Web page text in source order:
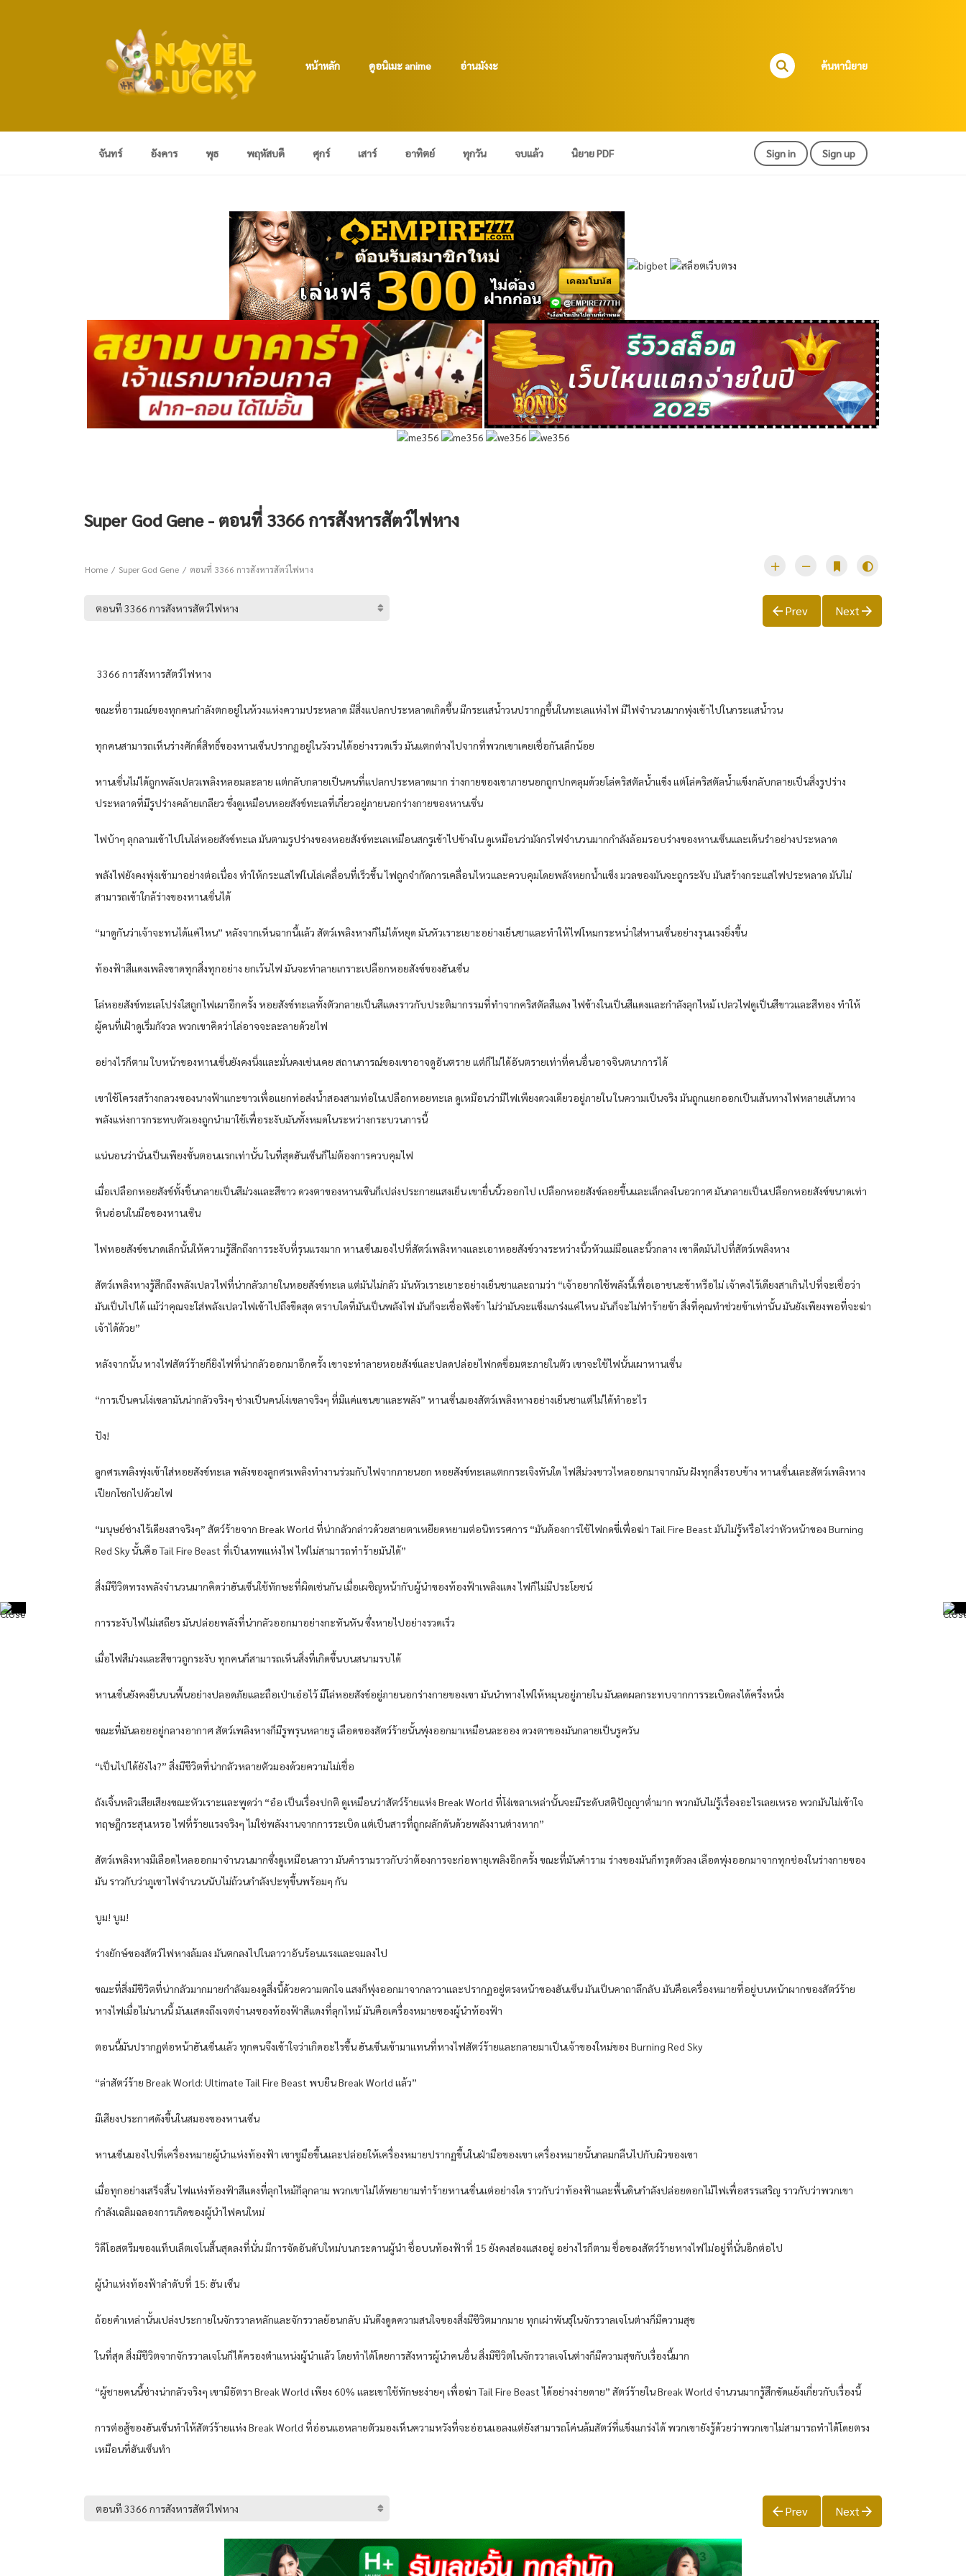
หน้าหลัก ดูอนิเมะ anime อ่านมังงะ ค้นหานิยาย
จันทร์ อังคาร พุธ พฤหัสบดี ศุกร์ เสาร์ อาทิตย์ ทุกวัน จบแล้ว นิยาย PDF Sign in Sign up
Super God Gene - ตอนที่ 3366 การสังหารสัตว์ไฟหาง
Home Super God Gene ตอนที่ 3366 การสังหารสัตว์ไฟหาง
Prev Next
3366 การสังหารสัตว์ไฟหาง
ขณะที่อารมณ์ของทุกคนกำลังตกอยู่ในห้วงแห่งความประหลาด มีสิ่งแปลกประหลาดเกิดขึ้น มีกระแสน้ำวนปรากฏขึ้นในทะเลแห่งไฟ มีไฟจำนวนมากพุ่งเข้าไปในกระแสน้ำวน
ทุกคนสามารถเห็นร่างศักดิ์สิทธิ์ของหานเซ็นปรากฏอยู่ในวังวนได้อย่างรวดเร็ว มันแตกต่างไปจากที่พวกเขาเคยเชื่อกันเล็กน้อย
หานเซิ่นไม่ได้ถูกพลังเปลวเพลิงหลอมละลาย แต่กลับกลายเป็นคนที่แปลกประหลาดมาก ร่างกายของเขาภายนอกถูกปกคลุมด้วยโล่คริสตัลน้ำแข็ง แต่โล่คริสตัลน้ำแข็งกลับกลายเป็นสิ่งรูปร่าง
ประหลาดที่มีรูปร่างคล้ายเกลียว ซึ่งดูเหมือนหอยสังข์ทะเลที่เกี่ยวอยู่ภายนอกร่างกายของหานเซิ่น
ไฟบ้าๆ ลุกลามเข้าไปในโล่หอยสังข์ทะเล มันตามรูปร่างของหอยสังข์ทะเลเหมือนสกรูเข้าไปข้างใน ดูเหมือนว่ามังกรไฟจำนวนมากกำลังล้อมรอบร่างของหานเซ็นและเต้นรำอย่างประหลาด
พลังไฟยังคงพุ่งเข้ามาอย่างต่อเนื่อง ทำให้กระแสไฟในโล่เคลื่อนที่เร็วขึ้น ไฟถูกจำกัดการเคลื่อนไหวและควบคุมโดยพลังหยกน้ำแข็ง มวลของมันจะถูกระงับ มันสร้างกระแสไฟประหลาด มันไม่
สามารถเข้าใกล้ร่างของหานเซิ่นได้
“มาดูกันว่าเจ้าจะทนได้แค่ไหน” หลังจากเห็นฉากนี้แล้ว สัตว์เพลิงหางก็ไม่ได้หยุด มันหัวเราะเยาะอย่างเย็นชาและทำให้ไฟโหมกระหน่ำใส่หานเซิ่นอย่างรุนแรงยิ่งขึ้น
ท้องฟ้าสีแดงเพลิงขาดทุกสิ่งทุกอย่าง ยกเว้นไฟ มันจะทำลายเกราะเปลือกหอยสังข์ของฮันเซ็น
โล่หอยสังข์ทะเลโปร่งใสถูกไฟเผาอีกครั้ง หอยสังข์ทะเลทั้งตัวกลายเป็นสีแดงราวกับประติมากรรมที่ทำจากคริสตัลสีแดง ไฟข้างในเป็นสีแดงและกำลังลุกไหม้ เปลวไฟดูเป็นสีขาวและสีทอง ทำให้
ผู้คนที่เฝ้าดูเริ่มกังวล พวกเขาคิดว่าโล่อาจจะละลายด้วยไฟ
อย่างไรก็ตาม ใบหน้าของหานเซิ่นยังคงนิ่งและมั่นคงเช่นเคย สถานการณ์ของเขาอาจดูอันตราย แต่ก็ไม่ได้อันตรายเท่าที่คนอื่นอาจจินตนาการได้
เขาใช้โครงสร้างกลวงของนางฟ้าแกะขาวเพื่อแยกท่อส่งน้ำสองสามท่อในเปลือกหอยทะเล ดูเหมือนว่ามีไฟเพียงดวงเดียวอยู่ภายใน ในความเป็นจริง มันถูกแยกออกเป็นเส้นทางไฟหลายเส้นทาง
พลังแห่งการกระทบตัวเองถูกนำมาใช้เพื่อระงับมันทั้งหมดในระหว่างกระบวนการนี้
แน่นอนว่านั่นเป็นเพียงขั้นตอนแรกเท่านั้น ในที่สุดฮันเซ็นก็ไม่ต้องการควบคุมไฟ
เมื่อเปลือกหอยสังข์ทั้งชิ้นกลายเป็นสีม่วงและสีขาว ดวงตาของหานเซินก็เปล่งประกายแสงเย็น เขายื่นนิ้วออกไป เปลือกหอยสังข์ลอยขึ้นและเล็กลงในอวกาศ มันกลายเป็นเปลือกหอยสังข์ขนาดเท่า
หินอ่อนในมือของหานเซิน
ไฟหอยสังข์ขนาดเล็กนั้นให้ความรู้สึกถึงการระงับที่รุนแรงมาก หานเซ็นมองไปที่สัตว์เพลิงหางและเอาหอยสังข์วางระหว่างนิ้วหัวแม่มือและนิ้วกลาง เขาดีดมันไปที่สัตว์เพลิงหาง
สัตว์เพลิงหางรู้สึกถึงพลังเปลวไฟที่น่ากลัวภายในหอยสังข์ทะเล แต่มันไม่กลัว มันหัวเราะเยาะอย่างเย็นชาและถามว่า “เจ้าอยากใช้พลังนี้เพื่อเอาชนะข้าหรือไม่ เจ้าคงไร้เดียงสาเกินไปที่จะเชื่อว่า
มันเป็นไปได้ แม้ว่าคุณจะใส่พลังเปลวไฟเข้าไปถึงขีดสุด ตราบใดที่มันเป็นพลังไฟ มันก็จะเชื่อฟังข้า ไม่ว่ามันจะแข็งแกร่งแค่ไหน มันก็จะไม่ทำร้ายข้า สิ่งที่คุณทำช่วยข้าเท่านั้น มันยังเพียงพอที่จะฆ่า
เจ้าได้ด้วย”
หลังจากนั้น หางไฟสัตว์ร้ายก็ยิงไฟที่น่ากลัวออกมาอีกครั้ง เขาจะทำลายหอยสังข์และปลดปล่อยไฟกดขี่อมตะภายในตัว เขาจะใช้ไฟนั้นเผาหานเซิ่น
“การเป็นคนโง่เขลามันน่ากลัวจริงๆ ช่างเป็นคนโง่เขลาจริงๆ ที่มีแค่แขนขาและพลัง” หานเซิ่นมองสัตว์เพลิงหางอย่างเย็นชาแต่ไม่ได้ทำอะไร
ปัง!
ลูกศรเพลิงพุ่งเข้าใส่หอยสังข์ทะเล พลังของลูกศรเพลิงทำงานร่วมกับไฟจากภายนอก หอยสังข์ทะเลแตกกระเจิงทันใด ไฟสีม่วงขาวไหลออกมาจากมัน ฝังทุกสิ่งรอบข้าง หานเซิ่นและสัตว์เพลิงหาง
เปียกโชกไปด้วยไฟ
“มนุษย์ช่างไร้เดียงสาจริงๆ” สัตว์ร้ายจาก Break World ที่น่ากลัวกล่าวด้วยสายตาเหยียดหยามต่อนิทรรศการ “มันต้องการใช้ไฟกดขี่เพื่อฆ่า Tail Fire Beast มันไม่รู้หรือไงว่าหัวหน้าของ Burning
Red Sky นั้นคือ Tail Fire Beast ที่เป็นเทพแห่งไฟ ไฟไม่สามารถทำร้ายมันได้”
สิ่งมีชีวิตทรงพลังจำนวนมากคิดว่าฮันเซ็นใช้ทักษะที่ผิดเช่นกัน เมื่อเผชิญหน้ากับผู้นำของท้องฟ้าเพลิงแดง ไฟก็ไม่มีประโยชน์
การระงับไฟไม่เสถียร มันปล่อยพลังที่น่ากลัวออกมาอย่างกะทันหัน ซึ่งหายไปอย่างรวดเร็ว
เมื่อไฟสีม่วงและสีขาวถูกระงับ ทุกคนก็สามารถเห็นสิ่งที่เกิดขึ้นบนสนามรบได้
หานเซิ่นยังคงยืนบนพื้นอย่างปลอดภัยและถือเป่าเอ๋อไว้ มีโล่หอยสังข์อยู่ภายนอกร่างกายของเขา มันนำทางไฟให้หมุนอยู่ภายใน มันลดผลกระทบจากการระเบิดลงได้ครึ่งหนึ่ง
ขณะที่มันลอยอยู่กลางอากาศ สัตว์เพลิงหางก็มีรูพรุนหลายรู เลือดของสัตว์ร้ายนั้นพุ่งออกมาเหมือนละออง ดวงตาของมันกลายเป็นรูควัน
“เป็นไปได้ยังไง?” สิ่งมีชีวิตที่น่ากลัวหลายตัวมองด้วยความไม่เชื่อ
ถังเจิ้นหลิวเสียเสียงขณะหัวเราะและพูดว่า “อ๋อ เป็นเรื่องปกติ ดูเหมือนว่าสัตว์ร้ายแห่ง Break World ที่โง่เขลาเหล่านั้นจะมีระดับสติปัญญาต่ำมาก พวกมันไม่รู้เรื่องอะไรเลยเหรอ พวกมันไม่เข้าใจ
ทฤษฎีกระสุนเหรอ ไฟที่ร้ายแรงจริงๆ ไม่ใช่พลังงานจากการระเบิด แต่เป็นสารที่ถูกผลักดันด้วยพลังงานต่างหาก”
สัตว์เพลิงหางมีเลือดไหลออกมาจำนวนมากซึ่งดูเหมือนลาวา มันคำรามราวกับว่าต้องการจะก่อพายุเพลิงอีกครั้ง ขณะที่มันคำราม ร่างของมันก็ทรุดตัวลง เลือดพุ่งออกมาจากทุกช่องในร่างกายของ
มัน ราวกับว่าภูเขาไฟจำนวนนับไม่ถ้วนกำลังปะทุขึ้นพร้อมๆ กัน
บูม! บูม!
ร่างยักษ์ของสัตว์ไฟหางล้มลง มันตกลงไปในลาวาอันร้อนแรงและจมลงไป
ขณะที่สิ่งมีชีวิตที่น่ากลัวมากมายกำลังมองดูสิ่งนี้ด้วยความตกใจ แสงก็พุ่งออกมาจากลาวาและปรากฏอยู่ตรงหน้าของฮันเซ็น มันเป็นคาถาลึกลับ มันคือเครื่องหมายที่อยู่บนหน้าผากของสัตว์ร้าย
หางไฟเมื่อไม่นานนี้ มันแสดงถึงเจตจำนงของท้องฟ้าสีแดงที่ลุกไหม้ มันคือเครื่องหมายของผู้นำท้องฟ้า
ตอนนี้มันปรากฏต่อหน้าฮันเซ็นแล้ว ทุกคนจึงเข้าใจว่าเกิดอะไรขึ้น ฮันเซ็นเข้ามาแทนที่หางไฟสัตว์ร้ายและกลายมาเป็นเจ้าของใหม่ของ Burning Red Sky
“ล่าสัตว์ร้าย Break World: Ultimate Tail Fire Beast พบยีน Break World แล้ว”
มีเสียงประกาศดังขึ้นในสมองของหานเซ็น
หานเซ็นมองไปที่เครื่องหมายผู้นำแห่งท้องฟ้า เขาชูมือขึ้นและปล่อยให้เครื่องหมายปรากฏขึ้นในฝ่ามือของเขา เครื่องหมายนั้นกลมกลืนไปกับผิวของเขา
เมื่อทุกอย่างเสร็จสิ้น ไฟแห่งท้องฟ้าสีแดงที่ลุกไหม้ก็ลุกลาม พวกเขาไม่ได้พยายามทำร้ายหานเซิ่นแต่อย่างใด ราวกับว่าท้องฟ้าและพื้นดินกำลังปล่อยดอกไม้ไฟเพื่อสรรเสริญ ราวกับว่าพวกเขา
กำลังเฉลิมฉลองการเกิดของผู้นำไฟคนใหม่
วิดีโอสตรีมของแท็บเล็ตเจโนสิ้นสุดลงที่นั่น มีการจัดอันดับใหม่บนกระดานผู้นำ ชื่อบนท้องฟ้าที่ 15 ยังคงส่องแสงอยู่ อย่างไรก็ตาม ชื่อของสัตว์ร้ายหางไฟไม่อยู่ที่นั่นอีกต่อไป
ผู้นำแห่งท้องฟ้าลำดับที่ 15: ฮัน เซ็น
ถ้อยคำเหล่านั้นเปล่งประกายในจักรวาลหลักและจักรวาลย้อนกลับ มันดึงดูดความสนใจของสิ่งมีชีวิตมากมาย ทุกเผ่าพันธุ์ในจักรวาลเจโนต่างก็มีความสุข
ในที่สุด สิ่งมีชีวิตจากจักรวาลเจโนก็ได้ครองตำแหน่งผู้นำแล้ว โดยทำได้โดยการสังหารผู้นำคนอื่น สิ่งมีชีวิตในจักรวาลเจโนต่างก็มีความสุขกับเรื่องนี้มาก
“ผู้ชายคนนี้ช่างน่ากลัวจริงๆ เขามีอัตรา Break World เพียง 60% และเขาใช้ทักษะง่ายๆ เพื่อฆ่า Tail Fire Beast ได้อย่างง่ายดาย” สัตว์ร้ายใน Break World จำนวนมากรู้สึกขัดแย้งเกี่ยวกับเรื่องนี้
การต่อสู้ของฮันเซ็นทำให้สัตว์ร้ายแห่ง Break World ที่อ่อนแอหลายตัวมองเห็นความหวังที่จะอ่อนแอลงแต่ยังสามารถโค่นล้มสัตว์ที่แข็งแกร่งได้ พวกเขายังรู้ด้วยว่าพวกเขาไม่สามารถทำได้โดยตรง
เหมือนที่ฮันเซ็นทำ
Prev Next